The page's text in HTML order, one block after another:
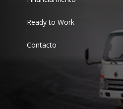
Ready to Work
Contacto